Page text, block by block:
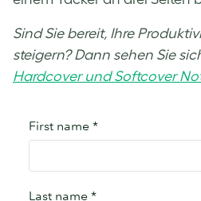
Sind Sie bereit, Ihre
steigern? Dann sehen Sie
Hardcover und Softcover